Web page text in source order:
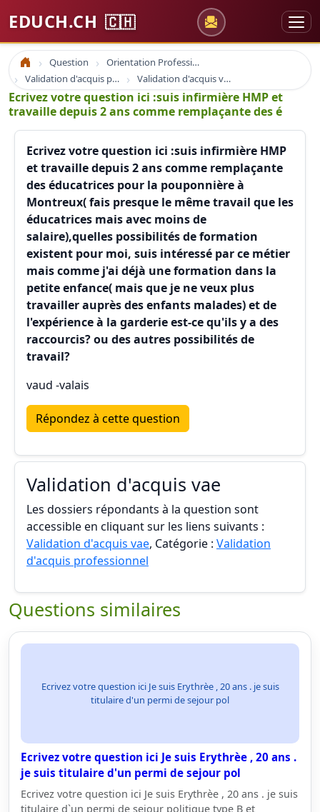
EDUCH.CH 🇨🇭
Accueil Question
Orientation Professionnelle
Validation d'acquis professionnel
Validation d'acquis vae
Ecrivez votre question ici :suis infirmière HMP et
travaille depuis 2 ans comme remplaçante des é
Ecrivez votre question ici :suis infirmière HMP
et travaille depuis 2 ans comme remplaçante
des éducatrices pour la pouponnière à
Montreux( fais presque le même travail que les
éducatrices mais avec moins de
salaire),quelles possibilités de formation
existent pour moi, suis intéressé par ce métier
mais comme j'ai déjà une formation dans la
petite enfance( mais que je ne veux plus
travailler auprès des enfants malades) et de
l'expérience à la garderie est-ce qu'ils y a des
raccourcis? ou des autres possibilités de
travail?
vaud -valais
Répondez à cette question
Validation d'acquis vae
Les dossiers répondants à la question sont
accessible en cliquant sur les liens suivants :
Validation d'acquis vae, Catégorie : Validation
d'acquis professionnel
Questions similaires
Ecrivez votre question ici Je suis Erythrèe , 20 ans . je suis
titulaire d'un permi de sejour pol
Ecrivez votre question ici Je suis Erythrèe , 20 ans .
je suis titulaire d'un permi de sejour pol
Ecrivez votre question ici Je suis Erythrèe , 20 ans . je suis
titulaire d`un permi de sejour politique type B et